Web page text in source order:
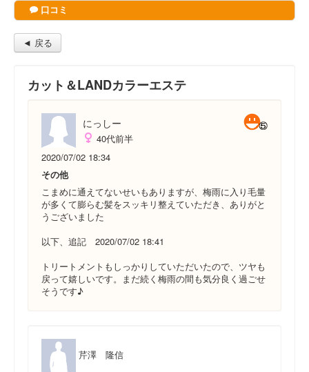
口コミ
◄ 戻る
カット＆LANDカラーエステ
にっしー
40代前半
2020/07/02 18:34
その他
こまめに通えてないせいもありますが、梅雨に入り毛量
が多くて膨らむ髪をスッキリ整えていただき、ありがと
うございました
以下、追記 2020/07/02 18:41
トリートメントもしっかりしていただいたので、ツヤも
戻って嬉しいです。まだ続く梅雨の間も気分良く過ごせ
そうです♪
芹澤 隆信